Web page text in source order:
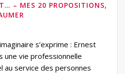
– MES 20 PROPOSITIONS,
s’exprime : Ernest
une vie professionnelle
au service des personnes